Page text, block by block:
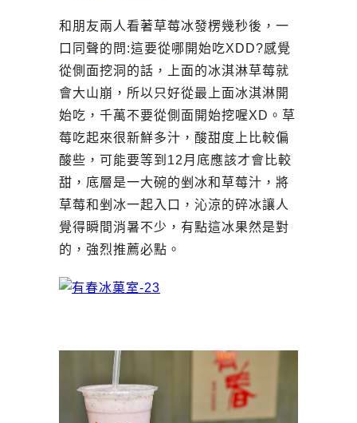
和朋友兩人看著草莓冰發楞幾秒後，一
口同聲的問:這要從哪開始吃XDD?感覺
從側面挖洞的話，上面的冰淇淋草莓就
會大山崩，所以只好從最上面冰淇淋開
始吃，千萬不要從側面開始挖喔XD。草
莓吃起來很新鮮多汁，酸甜度上比較偏
酸些，可能要等到12月底應該才會比較
甜，底層是一大碗的剉冰和草莓汁，將
草莓和剉冰一起入口，沁涼的碎冰讓人
覺得瞬間消暑不少，有點這冰果然是對
的，強烈推薦必點。